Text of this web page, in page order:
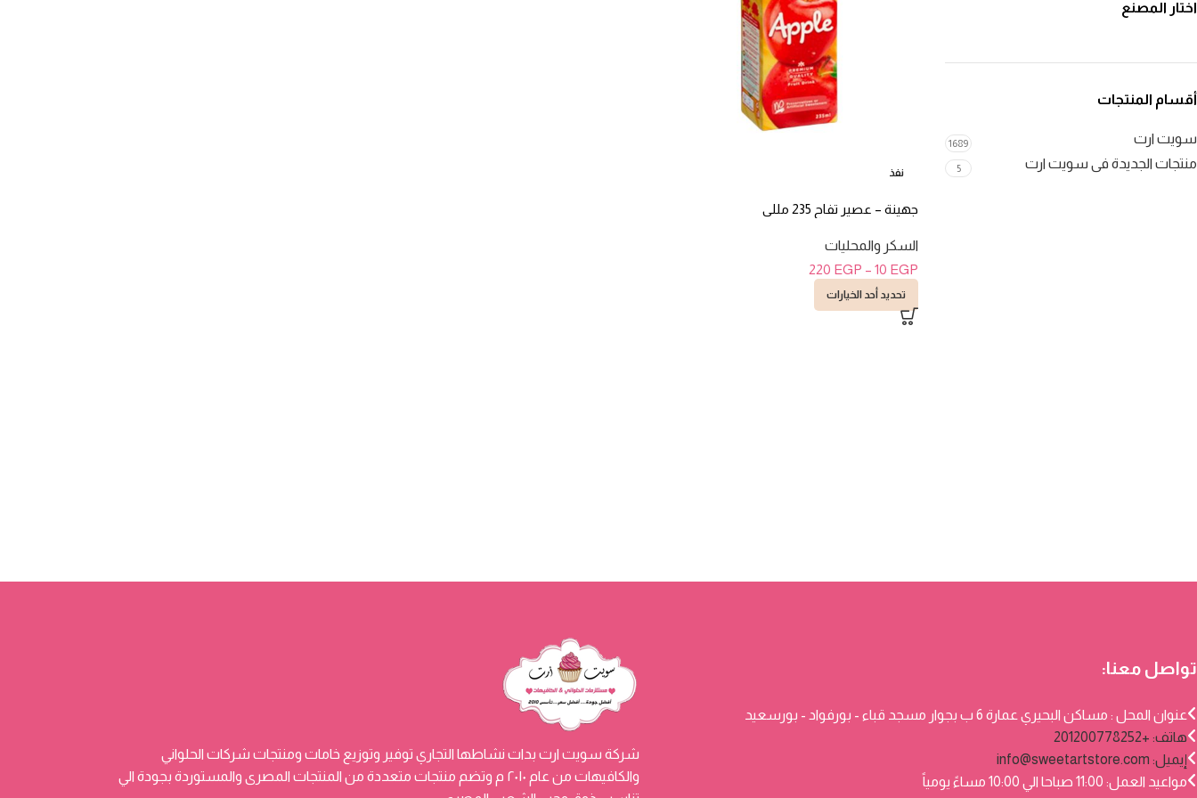
اختار المصنع
أقسام المنتجات
سويت ارت 1689
منتجات الجديدة فى سويت ارت 5 نفذ
جهينة – عصير تفاح 235 مللى
السكر والمحليات
10 EGP
–
220 EGP
تحديد أحد الخيارات
شركة سويت ارت بدات نشاطها التجاري توفير وتوزيع خامات ومنتجات شركات الحلواني
والكافيهات من عام ٢٠١٠ م وتضم منتجات متعددة من المنتجات المصرى والمستوردة بجودة الي
تواصل معنا:
عنوان المحل : مساكن البحيري عمارة 6 ب بجوار مسجد قباء - بورفواد - بورسعيد
هاتف: +201200778252
إيميل: info@sweetartstore.com
مواعيد العمل: 11:00 صباحا الي 10:00 مساءً يومياً